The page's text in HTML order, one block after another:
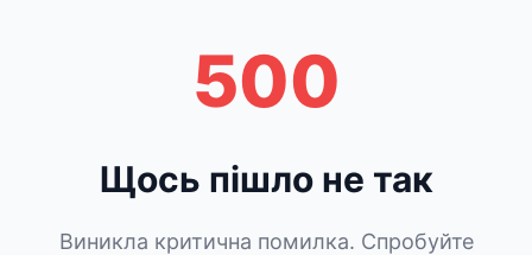
500
Щось пішло не так
Виникла критична помилка. Спробуйте